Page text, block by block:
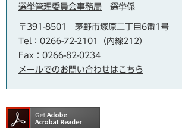
選挙管理委員会事務局 選挙係
〒391-8501
茅野市塚原二丁目6番1号
Tel：0266-72-2101（内線212）
Fax：0266-82-0234
メールでのお問い合わせはこちら